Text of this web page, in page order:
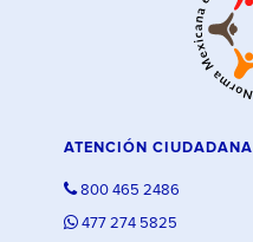
ATENCIÓN CIUDADANA
800 465 2486
477 274 5825